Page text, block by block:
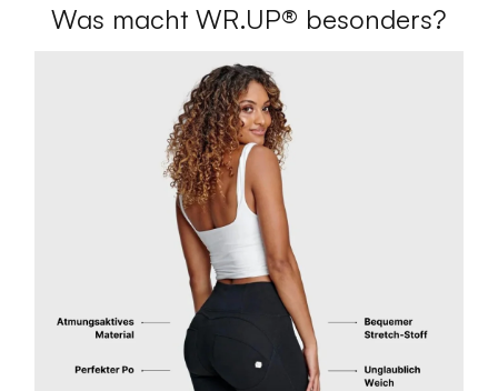
Was macht WR.UP® besonders?